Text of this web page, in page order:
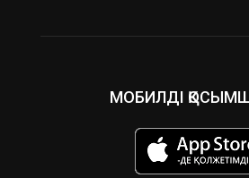
МОБИЛДІ